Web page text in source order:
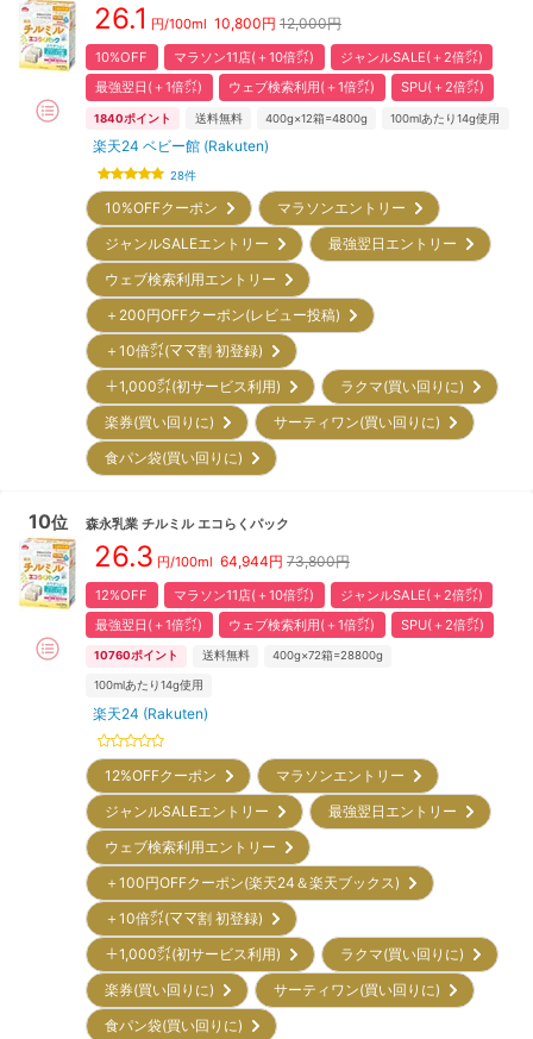
26.1 円/100ml 10,800円 12,000円
10%OFF マラソン11店(＋10倍㌽)
ジャンルSALE(＋2倍㌽)
最強翌日(＋1倍㌽)
ウェブ検索利用(＋1倍㌽) SPU(＋2倍㌽)
1840ポイント 送料無料 400g×12箱=4800g 100mlあたり14g使用
楽天24 ベビー館 (Rakuten)
28件
10%OFFクーポン
マラソンエントリー
ジャンルSALEエントリー
最強翌日エントリー
ウェブ検索利用エントリー
＋200円OFFクーポン(レビュー投稿)
＋10倍㌽(ママ割 初登録)
＋1,000㌽(初サービス利用)
ラクマ(買い回りに)
楽券(買い回りに)
サーティワン(買い回りに)
食パン袋(買い回りに)
10位 森永乳業 チルミル エコらくパック
26.3 円/100ml 64,944円 73,800円
12%OFF マラソン11店(＋10倍㌽)
ジャンルSALE(＋2倍㌽)
最強翌日(＋1倍㌽)
ウェブ検索利用(＋1倍㌽) SPU(＋2倍㌽)
10760ポイント 送料無料 400g×72箱=28800g
100mlあたり14g使用
楽天24 (Rakuten)
12%OFFクーポン
マラソンエントリー
ジャンルSALEエントリー
最強翌日エントリー
ウェブ検索利用エントリー
＋100円OFFクーポン(楽天24＆楽天ブックス)
＋10倍㌽(ママ割 初登録)
＋1,000㌽(初サービス利用)
ラクマ(買い回りに)
楽券(買い回りに)
サーティワン(買い回りに)
食パン袋(買い回りに)